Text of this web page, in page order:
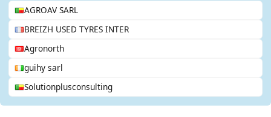
AGROAV SARL
BREIZH USED TYRES INTER
Agronorth
guihy sarl
Solutionplusconsulting